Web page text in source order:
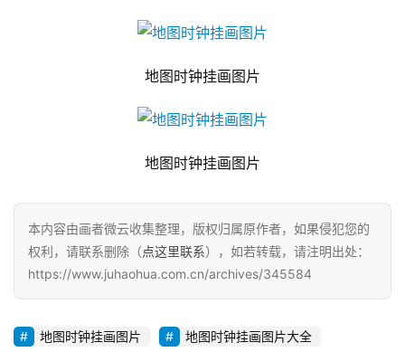
地图时钟挂画图片
地图时钟挂画图片
本内容由画者微云收集整理，版权归属原作者，如果侵犯您的
权利，请联系删除（点这里联系），如若转载，请注明出处：
https://www.juhaohua.com.cn/archives/345584
地图时钟挂画图片 地图时钟挂画图片大全